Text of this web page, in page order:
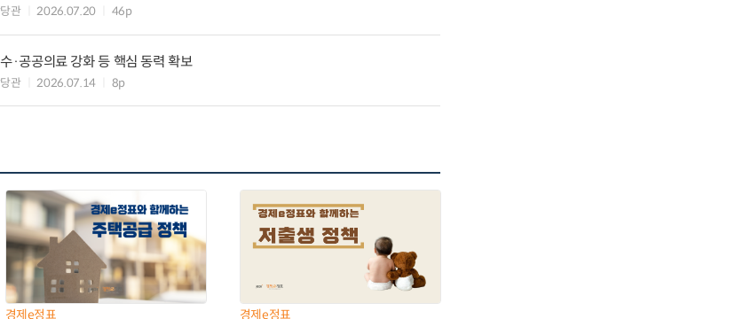
관 2026.07.20 46p
·공공의료 강화 등 핵심 동력 확보
관 2026.07.14 8p
경제e정표 경제e정표